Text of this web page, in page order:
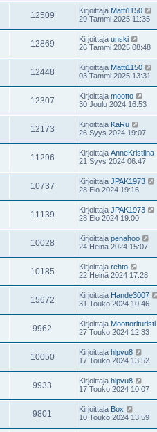
12509 Kirjoittaja Matti1150
29 Tammi 2025 11:35
12869 Kirjoittaja unski
26 Tammi 2025 08:48
12448 Kirjoittaja Matti1150
03 Tammi 2025 13:31
12307 Kirjoittaja mootto
30 Joulu 2024 16:53
12173 Kirjoittaja KaRu
26 Syys 2024 19:07
11296 Kirjoittaja AnneKristiina
21 Syys 2024 06:47
10737 Kirjoittaja JPAK1973
28 Elo 2024 19:16
11139 Kirjoittaja JPAK1973
28 Elo 2024 19:00
10028 Kirjoittaja penahoo
24 Heinä 2024 15:07
10185 Kirjoittaja rehto
22 Heinä 2024 17:28
15672 Kirjoittaja Hande3007
31 Touko 2024 10:46
9962 Kirjoittaja Moottorituristi
27 Touko 2024 12:33
10050 Kirjoittaja hlpvu8
17 Touko 2024 13:52
9933 Kirjoittaja hlpvu8
17 Touko 2024 10:07
9801 Kirjoittaja Box
10 Touko 2024 13:59